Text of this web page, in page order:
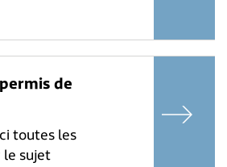
de
toutes les
sujet